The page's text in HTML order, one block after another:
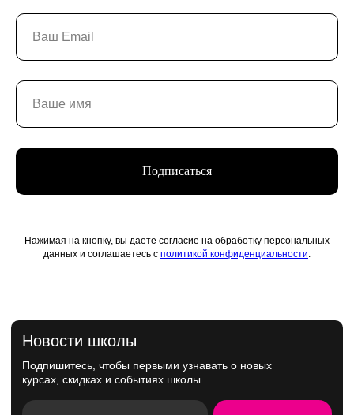
Подписаться
Нажимая на кнопку, вы даете согласие на обработку персональных
данных и соглашаетесь с политикой конфиденциальности.